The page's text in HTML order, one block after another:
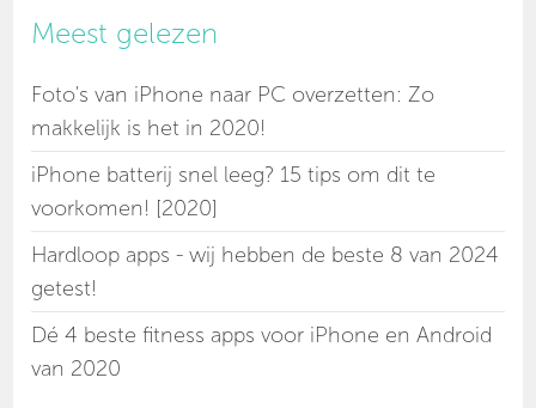
Meest gelezen
Foto's van iPhone naar PC overzetten: Zo
makkelijk is het in 2020!
iPhone batterij snel leeg? 15 tips om dit te
voorkomen! [2020]
Hardloop apps - wij hebben de beste 8 van 2024
getest!
Dé 4 beste fitness apps voor iPhone en Android
van 2020